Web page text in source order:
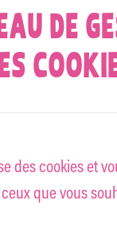
DE
des cookies et
que vous